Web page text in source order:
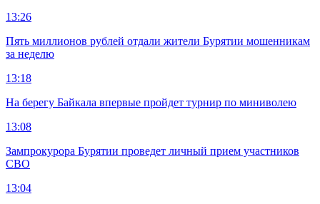
13:26
Пять миллионов рублей отдали жители Бурятии мошенникам
за неделю
13:18
На берегу Байкала впервые пройдет турнир по миниволею
13:08
Зампрокурора Бурятии проведет личный прием участников
СВО
13:04